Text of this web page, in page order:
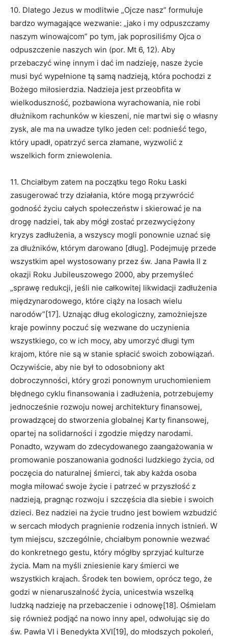
10. Dlatego Jezus w modlitwie „Ojcze nasz” formułuje
bardzo wymagające wezwanie: „jako i my odpuszczamy
naszym winowajcom” po tym, jak poprosiliśmy Ojca o
odpuszczenie naszych win (por. Mt 6, 12). Aby
przebaczyć winę innym i dać im nadzieję, nasze życie
musi być wypełnione tą samą nadzieją, która pochodzi z
Bożego miłosierdzia. Nadzieja jest przeobfita w
wielkoduszność, pozbawiona wyrachowania, nie robi
dłużnikom rachunków w kieszeni, nie martwi się o własny
zysk, ale ma na uwadze tylko jeden cel: podnieść tego,
który upadł, opatrzyć serca złamane, wyzwolić z
wszelkich form zniewolenia.
11. Chciałbym zatem na początku tego Roku Łaski
zasugerować trzy działania, które mogą przywrócić
godność życiu całych społeczeństw i skierować je na
drogę nadziei, tak aby mógł zostać przezwyciężony
kryzys zadłużenia, a wszyscy mogli ponownie uznać się
za dłużników, którym darowano [dług]. Podejmuję przede
wszystkim apel wystosowany przez św. Jana Pawła II z
okazji Roku Jubileuszowego 2000, aby przemyśleć
„sprawę redukcji, jeśli nie całkowitej likwidacji zadłużenia
międzynarodowego, które ciąży na losach wielu
narodów”[17]. Uznając dług ekologiczny, zamożniejsze
kraje powinny poczuć się wezwane do uczynienia
wszystkiego, co w ich mocy, aby umorzyć długi tym
krajom, które nie są w stanie spłacić swoich zobowiązań.
Oczywiście, aby nie był to odosobniony akt
dobroczynności, który grozi ponownym uruchomieniem
błędnego cyklu finansowania i zadłużenia, potrzebujemy
jednocześnie rozwoju nowej architektury finansowej,
prowadzącej do stworzenia globalnej Karty finansowej,
opartej na solidarności i zgodzie między narodami.
Ponadto, wzywam do zdecydowanego zaangażowania w
promowanie poszanowania godności ludzkiego życia, od
poczęcia do naturalnej śmierci, tak aby każda osoba
mogła miłować swoje życie i patrzeć w przyszłość z
nadzieją, pragnąc rozwoju i szczęścia dla siebie i swoich
dzieci. Bez nadziei na życie trudno jest bowiem wzbudzić
w sercach młodych pragnienie rodzenia innych istnień. W
tym miejscu, szczególnie, chciałbym ponownie wezwać
do konkretnego gestu, który mógłby sprzyjać kulturze
życia. Mam na myśli zniesienie kary śmierci we
wszystkich krajach. Środek ten bowiem, oprócz tego, że
godzi w nienaruszalność życia, unicestwia wszelką
ludzką nadzieję na przebaczenie i odnowę[18]. Ośmielam
się również podjąć na nowo inny apel, odwołując się do
św. Pawła VI i Benedykta XVI[19], do młodszych pokoleń,